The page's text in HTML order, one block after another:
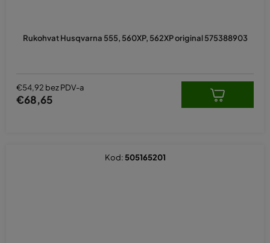
Rukohvat Husqvarna 555, 560XP, 562XP original 575388903
€54,92 bez PDV-a
€68,65
Kod: 505165201